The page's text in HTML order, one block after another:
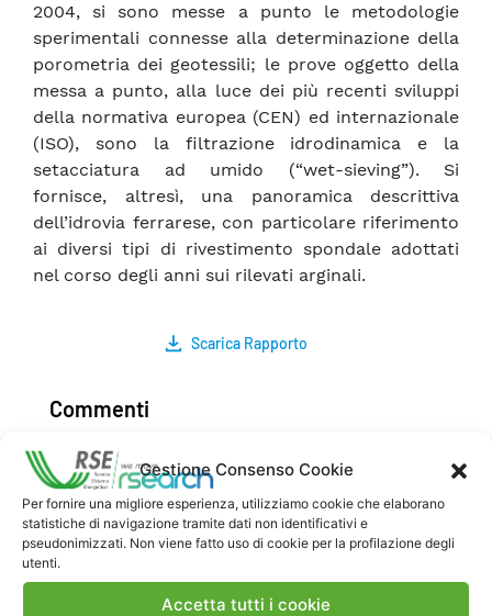
Gestione Consenso Cookie
Per fornire una migliore esperienza, utilizziamo cookie che elaborano
statistiche di navigazione tramite dati non identificativi e
pseudonimizzati. Non viene fatto uso di cookie per la profilazione degli
utenti.
Accetta tutti i cookie
2004, si sono messe a punto le metodologie
sperimentali connesse alla determinazione della
porometria dei geotessili; le prove oggetto della
messa a punto, alla luce dei più recenti sviluppi
della normativa europea (CEN) ed internazionale
(ISO), sono la filtrazione idrodinamica e la
setacciatura ad umido (“wet-sieving”). Si
fornisce, altresì, una panoramica descrittiva
dell’idrovia ferrarese, con particolare riferimento
ai diversi tipi di rivestimento spondale adottati
nel corso degli anni sui rilevati arginali.
Scarica Rapporto
Commenti
Pubblica un commento